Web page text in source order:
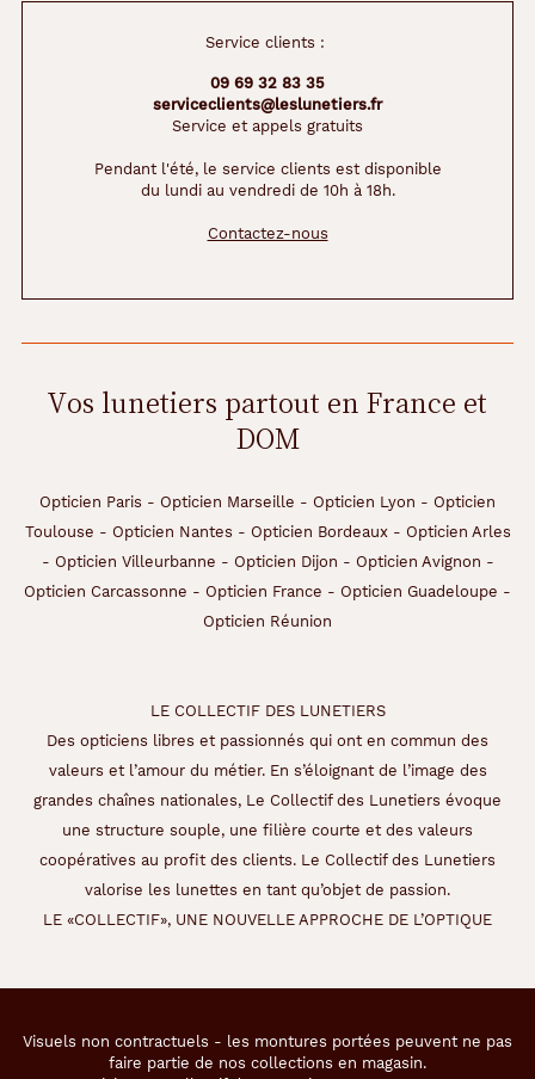
Service clients :
09 69 32 83 35
serviceclients@leslunetiers.fr
Service et appels gratuits
Pendant l'été, le service clients est disponible
du lundi au vendredi de 10h à 18h.
Contactez-nous
Vos lunetiers partout en France et
DOM
Opticien Paris - Opticien Marseille - Opticien Lyon - Opticien
Toulouse - Opticien Nantes - Opticien Bordeaux- Opticien Arles
- Opticien Villeurbanne - Opticien Dijon - Opticien Avignon -
Opticien Carcassonne - Opticien France - Opticien Guadeloupe -
Opticien Réunion
LE COLLECTIF DES LUNETIERS
Des opticiens libres et passionnés qui ont en commun des
valeurs et l’amour du métier. En s’éloignant de l’image des
grandes chaînes nationales, Le Collectif des Lunetiers évoque
une structure souple, une filière courte et des valeurs
coopératives au profit des clients. Le Collectif des Lunetiers
valorise les lunettes en tant qu’objet de passion.
LE «COLLECTIF», UNE NOUVELLE APPROCHE DE L’OPTIQUE
Visuels non contractuels - les montures portées peuvent ne pas
faire partie de nos collections en magasin.